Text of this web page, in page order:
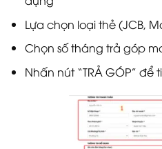
Lựa chọn loại thẻ (JCB,
Chọn số tháng trả góp
Nhấn nút “TRẢ GÓP” để